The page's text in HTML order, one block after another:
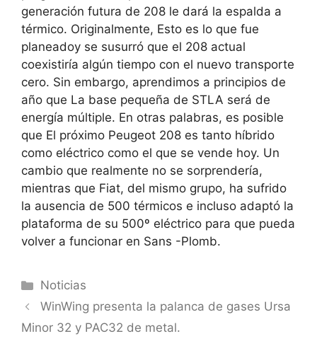
generación futura de 208 le dará la espalda a
térmico. Originalmente, Esto es lo que fue
planeadoy se susurró que el 208 actual
coexistiría algún tiempo con el nuevo transporte
cero. Sin embargo, aprendimos a principios de
año que La base pequeña de STLA será de
energía múltiple. En otras palabras, es posible
que El próximo Peugeot 208 es tanto híbrido
como eléctrico como el que se vende hoy. Un
cambio que realmente no se sorprendería,
mientras que Fiat, del mismo grupo, ha sufrido
la ausencia de 500 térmicos e incluso adaptó la
plataforma de su 500º eléctrico para que pueda
volver a funcionar en Sans -Plomb.
Categorías
Noticias
WinWing presenta la palanca de gases Ursa
Minor 32 y PAC32 de metal.